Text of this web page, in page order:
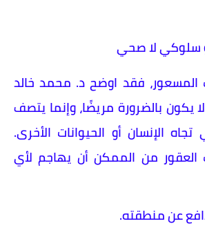
سلوكي لا صحي
فقد اوضح د. محمد خالد
يكون بالضرورة مريضًا، وإنما يتصف
تجاه الإنسان أو الحيوانات الأخرى.
العقور من الممكن أن يهاجم لأي
عن منطقته.